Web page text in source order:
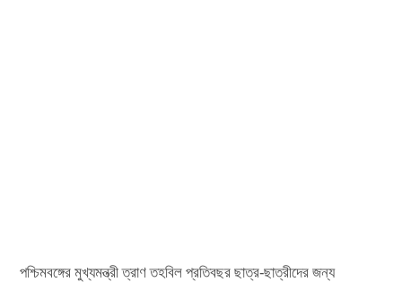
পশ্চিমবঙ্গের মুখ্যমন্ত্রী ত্রাণ তহবিল প্রতিবছর ছাত্র-ছাত্রীদের জন্য